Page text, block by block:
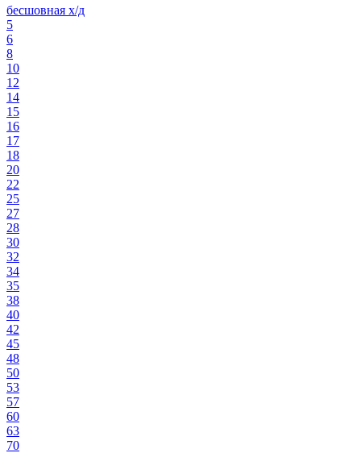
бесшовная х/д
5
6
8
10
12
14
15
16
17
18
20
22
25
27
28
30
32
34
35
38
40
42
45
48
50
53
57
60
63
70